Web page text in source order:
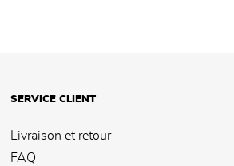
SERVICE CLIENT
Livraison et retour
FAQ